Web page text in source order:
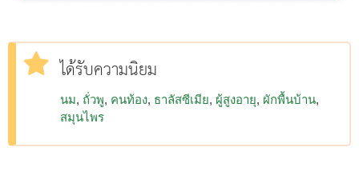
ได้รับความนิยม
นม ถั่วพู คนท้อง ธาลัสซีเมีย ผู้สูงอายุ ผักพื้นบ้าน
สมุนไพร